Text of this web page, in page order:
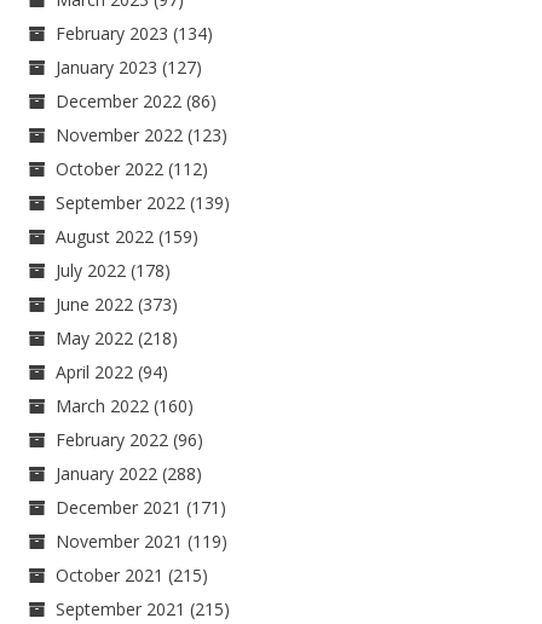
February 2023 (134)
January 2023 (127)
December 2022 (86)
November 2022 (123)
October 2022 (112)
September 2022 (139)
August 2022 (159)
July 2022 (178)
June 2022 (373)
May 2022 (218)
April 2022 (94)
March 2022 (160)
February 2022 (96)
January 2022 (288)
December 2021 (171)
November 2021 (119)
October 2021 (215)
September 2021 (215)